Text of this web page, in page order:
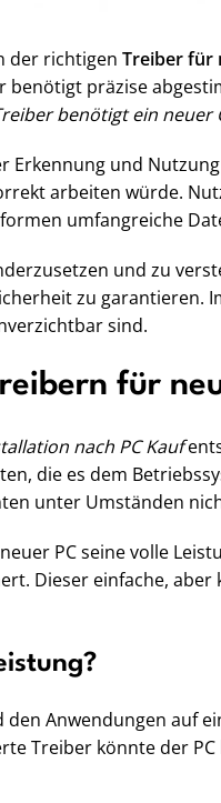
der richtigen Treiber für
präzise
benötigt ein neuer
Erkennung und
arbeiten würde.
umfangreiche
und zu
zu garantieren.
sind.
für
nach PC Kauf
die es dem
unter Umständen
PC seine volle
Dieser einfache,
Anwendungen auf
Treiber könnte der